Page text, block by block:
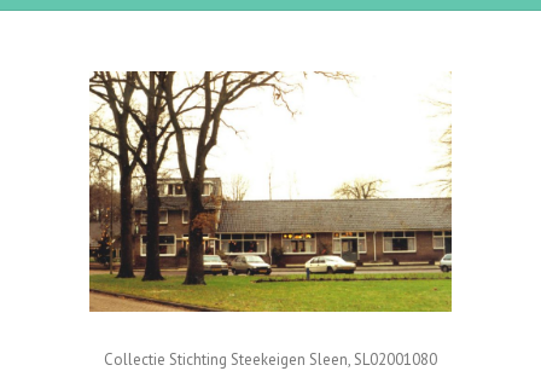
Collectie Stichting Steekeigen Sleen, SL02001080